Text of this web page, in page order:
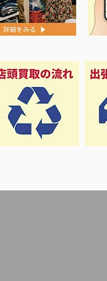
ェット750買取致